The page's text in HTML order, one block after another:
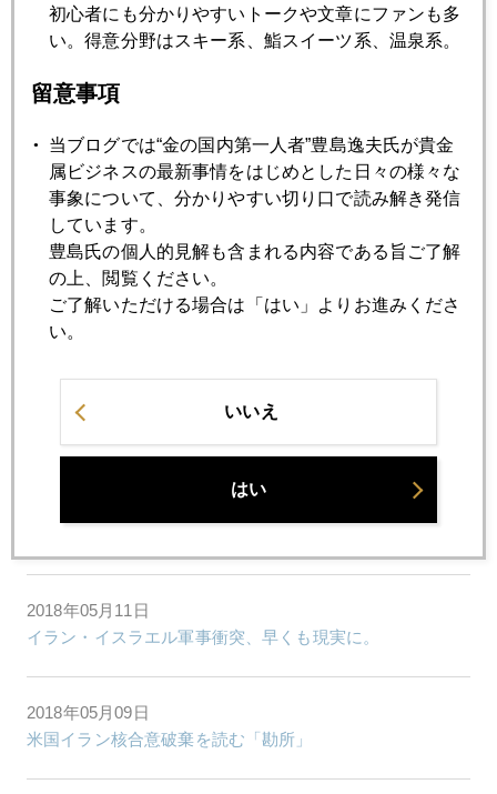
金相場、調整局面に
2018年05月18日
2018年05月17日
お粗末、日銀職員記念金貨「窃盗」事件
2018年05月16日
金１３００ドル割れ！
2018年05月15日
2018年05月11日
イラン・イスラエル軍事衝突、早くも現実に。
2018年05月09日
米国イラン核合意破棄を読む「勘所」
初心者にも分かりやすいトークや文章にファンも多
い。得意分野はスキー系、鮨スイーツ系、温泉系。
留意事項
当ブログでは“金の国内第一人者”豊島逸夫氏が貴金
属ビジネスの最新事情をはじめとした日々の様々な
事象について、分かりやすい切り口で読み解き発信
しています。
豊島氏の個人的見解も含まれる内容である旨ご了解
の上、閲覧ください。
ご了解いただける場合は「はい」よりお進みくださ
い。
いいえ
はい